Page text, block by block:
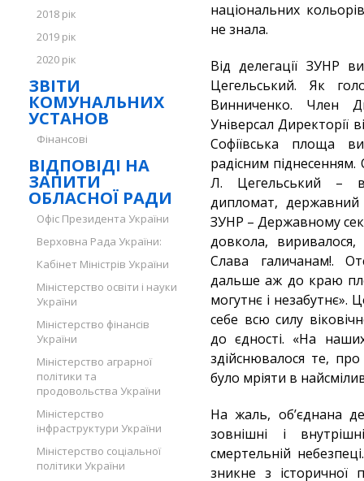
2018 рік
2019 рік
2020 рік
ЗВІТИ
КОМУНАЛЬНИХ
УСТАНОВ
Фінансові
ВІДПОВІДІ НА
ЗАПИТИ
ОБЛАСНОЇ РАДИ
Офіс Президента України
Верховна Рада України:
Кабінет Міністрів України
Міністерство освіти і науки
України
Міністерство фінансів
України
Міністерство аграрної
політики та
продовольства України
Міністерство
інфраструктури України
Міністерство соціальної
політики України
національних
не знала.
Від делегації ЗУНР
Цегельський. Як
Винниченко. Член
Універсал Директорії
Софіївська площа
радісним
Л. Цегельський –
дипломат, державний
ЗУНР – Державному
довкола,
Слава галичанам!.
дальше аж до краю
могутнє і незабутнє».
себе всю силу
до єдності. «На
здійснювалося те,
було мріяти в
На жаль, об’єднана
зовнішні і
смертельній
зникне з історичної